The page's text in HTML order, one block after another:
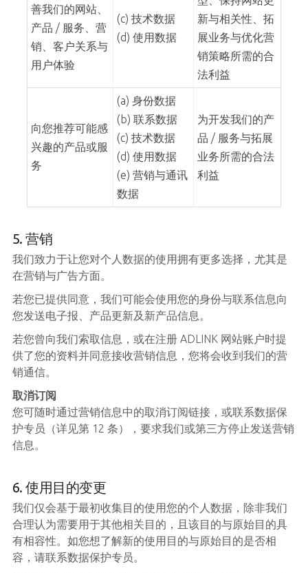
善我们的网站、
产品 / 服务、营
销、客户关系与
用户体验
(c) 技术数据
(d) 使用数据
新与相关性、拓
展业务与优化营
销策略所需的合
法利益
向您推荐可能感
兴趣的产品或服
务
(a) 身份数据
(b) 联系数据
(c) 技术数据
(d) 使用数据
(e) 营销与通讯
数据
为开发我们的产
品 / 服务与拓展
业务所需的合法
利益
5. 营销
我们致力于让您对个人数据的使用拥有更多选择，尤其是
在营销与广告方面。
若您已提供同意，我们可能会使用您的身份与联系信息向
您发送电子报、产品更新及新产品信息。
若您曾向我们索取信息，或在注册 ADLINK 网站账户时提
供了您的资料并同意接收营销信息，您将会收到我们的营
销通信。
取消订阅
您可随时通过营销信息中的取消订阅链接，或联系数据保
护专员（详见第 12 条），要求我们或第三方停止发送营销
信息。
6. 使用目的变更
我们仅会基于最初收集目的使用您的个人数据，除非我们
合理认为需要用于其他相关目的，且该目的与原始目的具
有相容性。如您想了解新的使用目的与原始目的是否相
容，请联系数据保护专员。